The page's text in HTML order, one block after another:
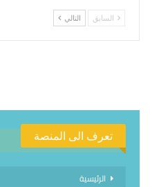
السابق التالي
تعرف الى المنصة
الرئيسية